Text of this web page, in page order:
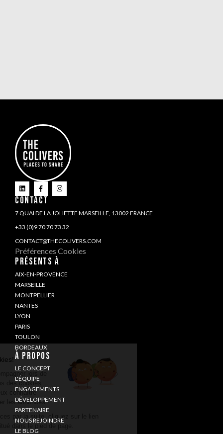
CONTACT
7 QUAI DE LA JOLIETTE MARSEILLE, 13002 FRANCE
+33 (0)9 70 70 73 32
CONTACT@THECOLIVERS.COM
Préférences Cookies
PRÉSENTS À
AIX-EN-PROVENCE
MARSEILLE
MONTPELLIER
NANTES
LYON
PARIS
TOULON
BORDEAUX
À PROPOS
LE CONCEPT
L'ÉQUIPE
ENGAGEMENTS
DÉVELOPPEMENT
PARTENAIRE
NOUS REJOINDRE
LE BLOG